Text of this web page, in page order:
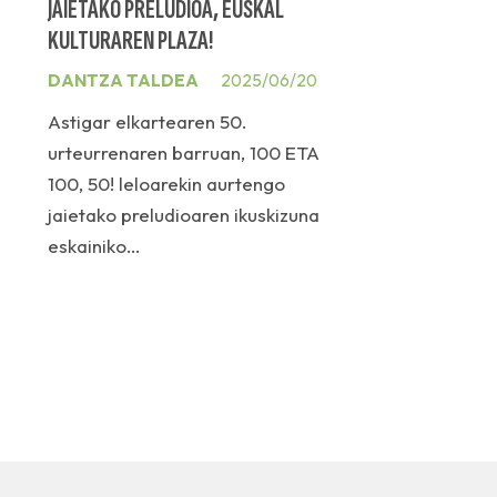
JAIETAKO PRELUDIOA, EUSKAL
KULTURAREN PLAZA!
DANTZA TALDEA 2025/06/20
Astigar elkartearen 50.
urteurrenaren barruan, 100 ETA
100, 50! leloarekin aurtengo
jaietako preludioaren ikuskizuna
eskainiko…